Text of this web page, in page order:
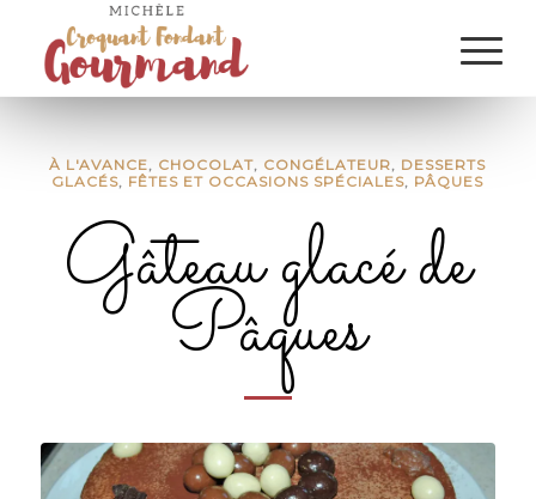
À L'AVANCE, CHOCOLAT, CONGÉLATEUR, DESSERTS
GLACÉS, FÊTES ET OCCASIONS SPÉCIALES, PÂQUES
Gâteau glacé de
Pâques